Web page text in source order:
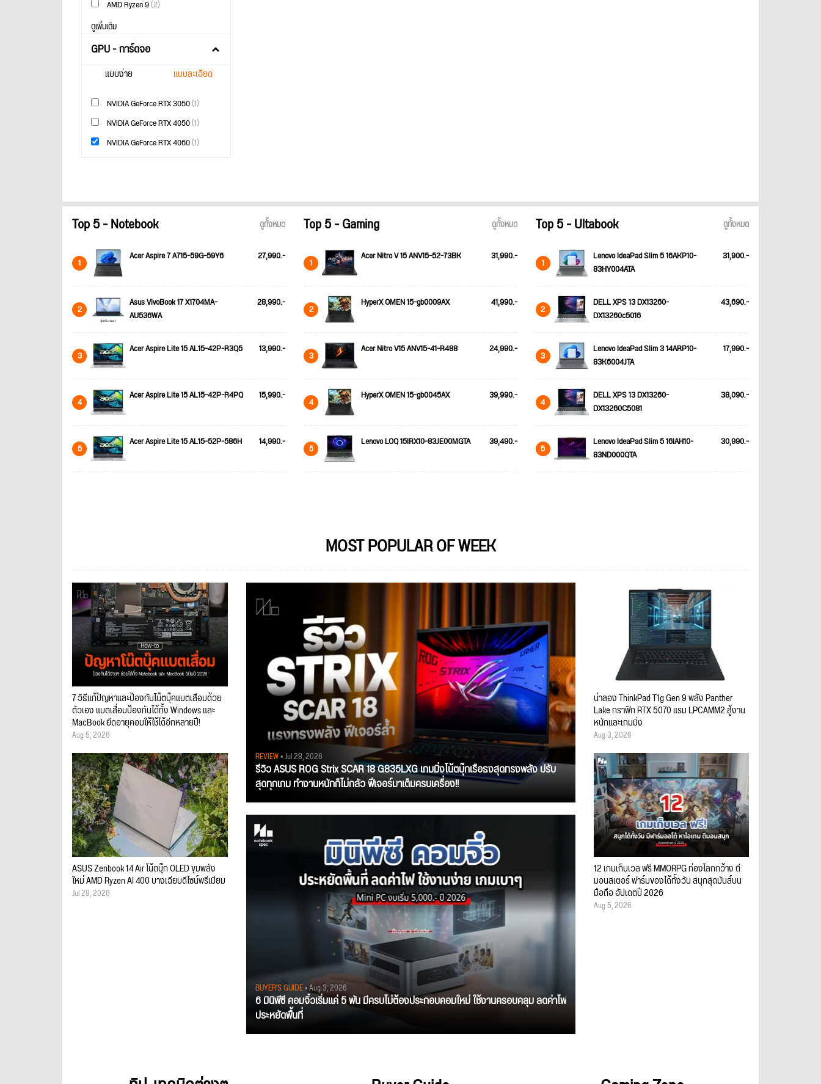
AMD Ryzen 9(2)
ดูเพิ่มเติม
GPU - การ์ดจอ
แบบง่าย แบบละเอียด
NVIDIA GeForce RTX 3050(1)
NVIDIA GeForce RTX 4050(1)
NVIDIA GeForce RTX 4060(1)
Top 5 - Notebook ดูทั้งหมด
1 Acer Aspire 7 A715-59G-59Y6 27,990.-
2
Asus VivoBook 17 X1704MA-
AU536WA
28,990.-
3 Acer Aspire Lite 15 AL15-42P-R3Q5 13,990.-
4 Acer Aspire Lite 15 AL15-42P-R4PQ 15,990.-
5 Acer Aspire Lite 15 AL15-52P-586H 14,990.-
Top 5 - Gaming ดูทั้งหมด
1 Acer Nitro V 15 ANV15-52-73BK 31,990.-
2 HyperX OMEN 15-gb0009AX 41,990.-
3 Acer Nitro V15 ANV15-41-R488 24,990.-
4 HyperX OMEN 15-gb0045AX 39,990.-
5 Lenovo LOQ 15IRX10-83JE00MGTA 39,490.-
Top 5 - Ultabook ดูทั้งหมด
1
Lenovo IdeaPad Slim 5 16AKP10-
83HY004ATA
31,900.-
2
DELL XPS 13 DX13260-
DX13260c5016
43,690.-
3
Lenovo IdeaPad Slim 3 14ARP10-
83K6004JTA
17,990.-
4
DELL XPS 13 DX13260-
DX13260C5081
38,090.-
5
Lenovo IdeaPad Slim 5 16IAH10-
83ND000QTA
30,990.-
MOST POPULAR OF WEEK
REVIEW• Jul 28, 2026
รีวิว ASUS ROG Strix SCAR 18 G835LXG เกมมิ่งโน้ตบุ๊กเรือธงสุดทรงพลัง ปรับ
สุดทุกเกม ทำงานหนักก็ไม่กลัว ฟีเจอร์มาเต็มครบเครื่อง!!
BUYER'S GUIDE• Aug 3, 2026
6 มินิพีซี คอมจิ๋วเริ่มแค่ 5 พัน มีครบไม่ต้องประกอบคอมใหม่ ใช้งานครอบคลุม ลดค่าไฟ
ประหยัดพื้นที่
7 วิธีแก้ปัญหาและป้องกันโน๊ตบุ๊คแบตเสื่อมด้วย
ตัวเอง แบตเสื่อมป้องกันได้ทั้ง Windows และ
MacBook ยืดอายุคอมให้ใช้ได้อีกหลายปี!
Aug 5, 2026
ASUS Zenbook 14 Air โน้ตบุ๊ก OLED ขุมพลัง
ใหม่ AMD Ryzen AI 400 บางเฉียบดีไซน์พรีเมียม
Jul 29, 2026
น่าลอง ThinkPad T1g Gen 9 พลัง Panther
Lake กราฟิก RTX 5070 แรม LPCAMM2 สู้งาน
หนักและเกมมิ่ง
Aug 3, 2026
12 เกมเก็บเวล ฟรี MMORPG ท่องโลกกว้าง ตี
มอนสเตอร์ ฟาร์มของได้ทั้งวัน สนุกสุดมันส์บน
มือถือ อัปเดตปี 2026
Aug 5, 2026